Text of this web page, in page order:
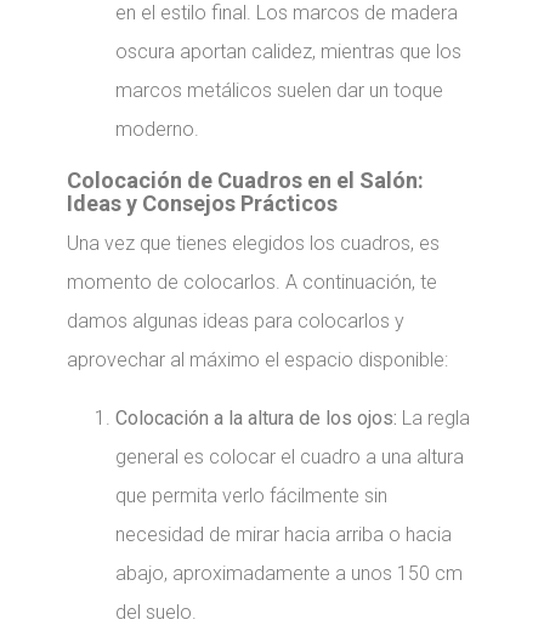
en el estilo final. Los marcos de madera
oscura aportan calidez, mientras que los
marcos metálicos suelen dar un toque
moderno.
Colocación de Cuadros en el Salón:
Ideas y Consejos Prácticos
Una vez que tienes elegidos los cuadros, es
momento de colocarlos. A continuación, te
damos algunas ideas para colocarlos y
aprovechar al máximo el espacio disponible:
Colocación a la altura de los ojos: La regla
general es colocar el cuadro a una altura
que permita verlo fácilmente sin
necesidad de mirar hacia arriba o hacia
abajo, aproximadamente a unos 150 cm
del suelo.